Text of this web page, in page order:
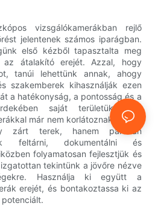
vizsgálókamerákban rejlő
jelentenek számos iparágban.
első kézből tapasztalta meg
az átalakító erejét. Azzal, hogy
tanúi lehettünk annak, ahogy
szakemberek kihasználják ezen
a hatékonyság, a pontosság és a
saját területükön. A
már nem korlátoznak minket
zárt terek, hanem páratlan
feltárni, dokumentálni és
folyamatosan fejlesztjük és
tekintünk a jövőre nézve
Használja ki együtt a
erejét, és bontakoztassa ki az